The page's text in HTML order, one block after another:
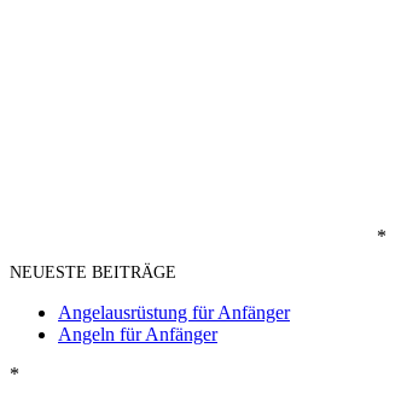
*
NEUESTE BEITRÄGE
Angelausrüstung für Anfänger
Angeln für Anfänger
*